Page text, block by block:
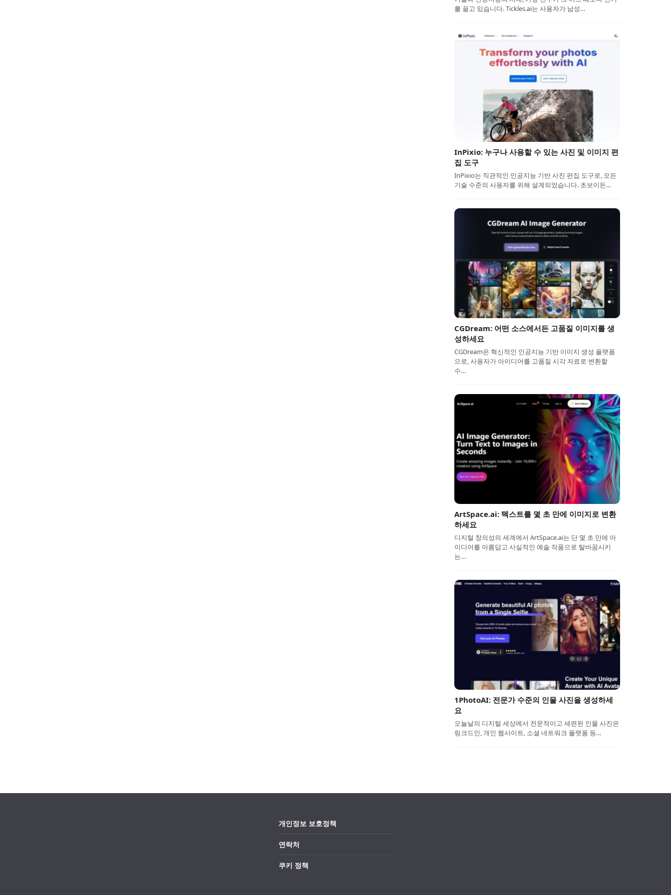
를 끌고 있습니다. Tickles.ai는 사용자가 남성…
InPixio: 누구나 사용할 수 있는 사진 및 이미지 편
집 도구
InPixio는 직관적인 인공지능 기반 사진 편집 도구로, 모든
기술 수준의 사용자를 위해 설계되었습니다. 초보이든…
CGDream: 어떤 소스에서든 고품질 이미지를 생
성하세요
CGDream은 혁신적인 인공지능 기반 이미지 생성 플랫폼
으로, 사용자가 아이디어를 고품질 시각 자료로 변환할
수…
ArtSpace.ai: 텍스트를 몇 초 만에 이미지로 변환
하세요
디지털 창의성의 세계에서 ArtSpace.ai는 단 몇 초 만에 아
이디어를 아름답고 사실적인 예술 작품으로 탈바꿈시키
는…
1PhotoAI: 전문가 수준의 인물 사진을 생성하세
요
오늘날의 디지털 세상에서 전문적이고 세련된 인물 사진은
링크드인, 개인 웹사이트, 소셜 네트워크 플랫폼 등…
개인정보 보호정책
연락처
쿠키 정책